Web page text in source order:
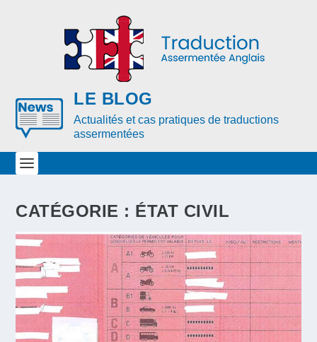
LE BLOG
Actualités et cas pratiques de traductions
assermentées
CATÉGORIE : ÉTAT CIVIL